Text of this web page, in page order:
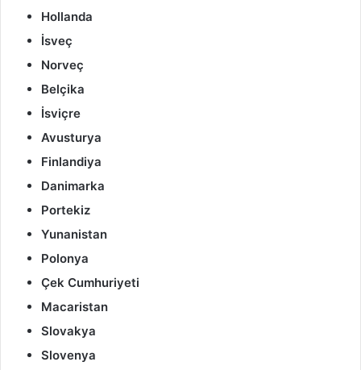
Hollanda
İsveç
Norveç
Belçika
İsviçre
Avusturya
Finlandiya
Danimarka
Portekiz
Yunanistan
Polonya
Çek Cumhuriyeti
Macaristan
Slovakya
Slovenya